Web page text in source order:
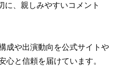
に、親しみやすいコメント
成や出演動向を公式サイトや
心と信頼を届けています。